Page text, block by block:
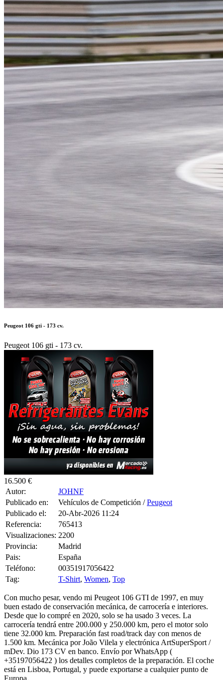
16.500 €
Autor:
Publicado en:
Vehículos de Competición /
Publicado el:
20-Abr-2026 11:24
Referencia:
765413
Visualizaciones:
2200
Provincia:
Madrid
Pais:
España
Teléfono:
00351917056422
Tag:
T-Shirt,Women,Top
Con mucho pesar, vendo mi Peugeot 106 GTI de 1997, en muy
buen estado de conservación mecánica, de carrocería e interiores.
Desde que lo compré en 2020, solo se ha usado 3 veces. La
carrocería tendrá entre 200.000 y 250.000 km, pero el motor solo
tiene 32.000 km. Preparación fast road/track day con menos de
1.500 km. Mecánica por João Vilela y electrónica ArtSuperSport /
mDev. Dio 173 CV en banco. Envío por WhatsApp (
+35197056422 ) los detalles completos de la preparación. El coche
está en Lisboa, Portugal, y puede exportarse a cualquier punto de
Europa.